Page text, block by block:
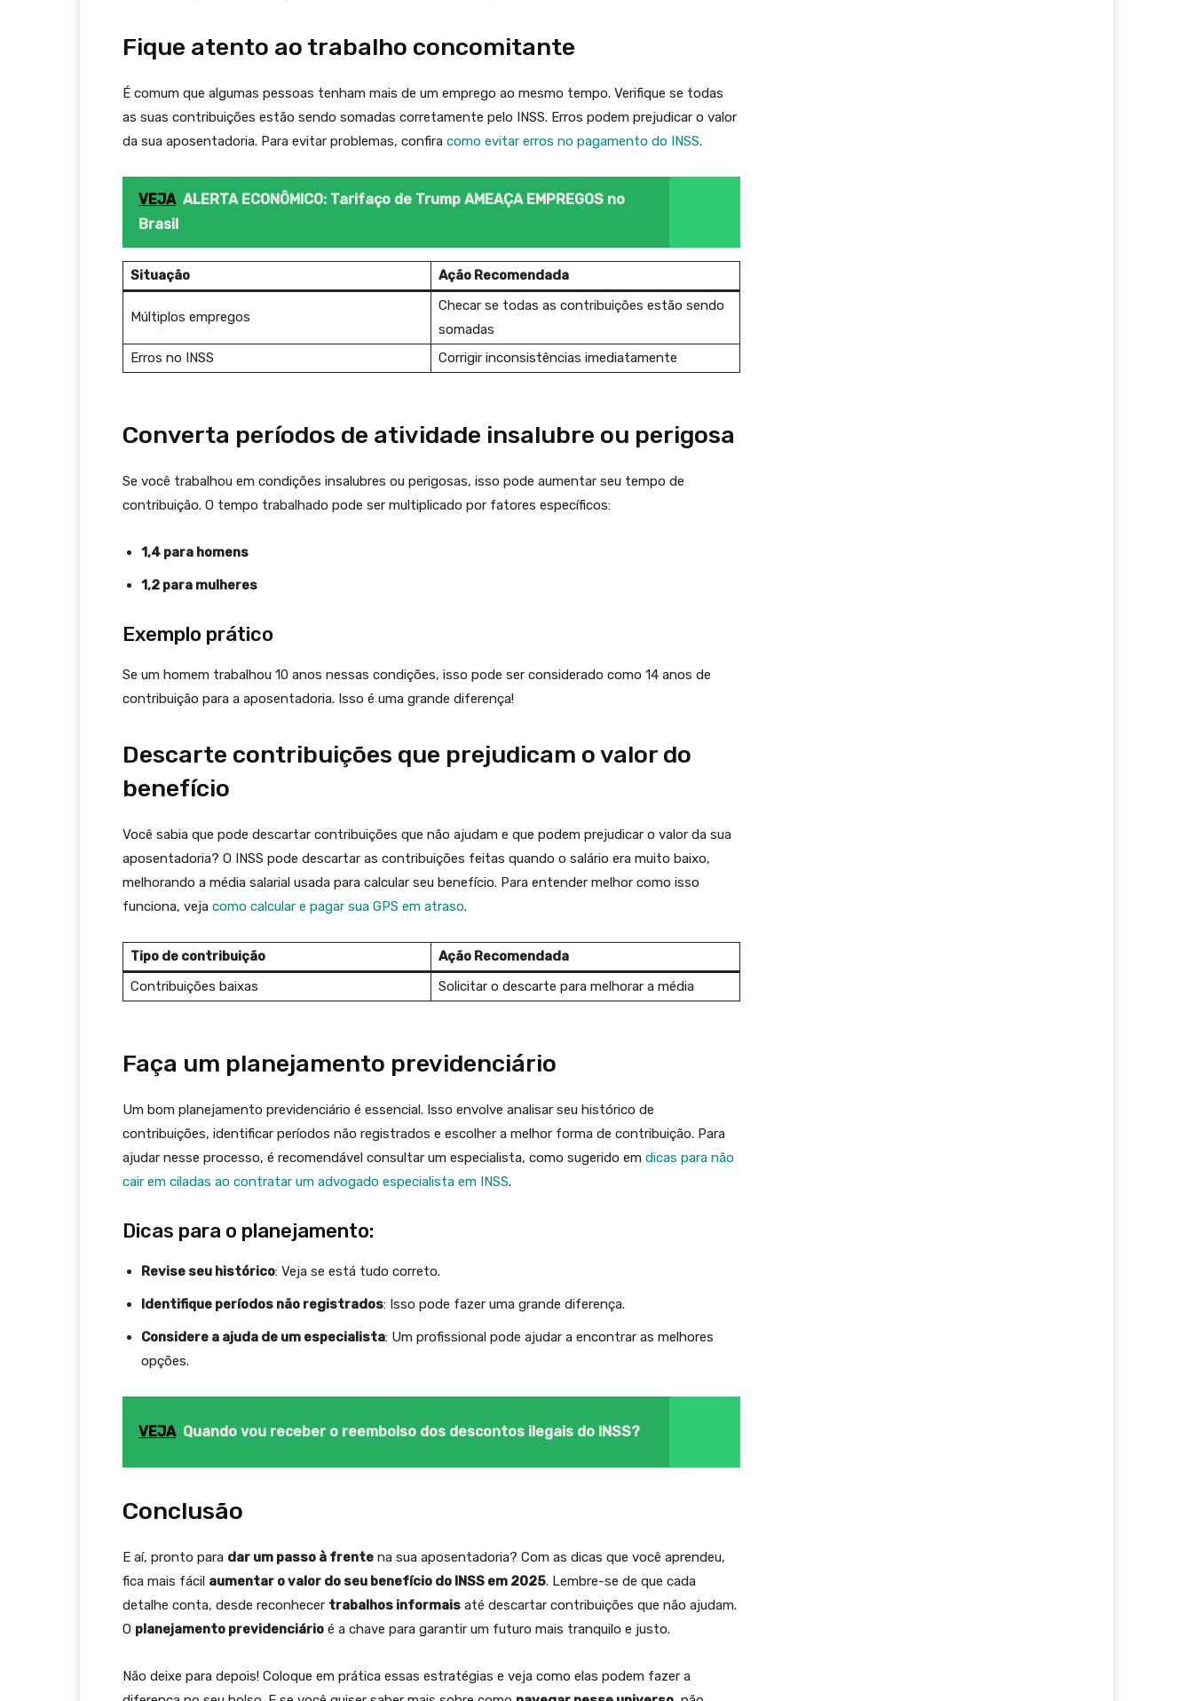
Fique atento ao trabalho concomitante
É comum que algumas pessoas tenham mais de um emprego ao mesmo tempo. Verifique se todas
as suas contribuições estão sendo somadas corretamente pelo INSS. Erros podem prejudicar o valor
da sua aposentadoria. Para evitar problemas, confira como evitar erros no pagamento do INSS.
VEJA ALERTA ECONÔMICO: Tarifaço de Trump AMEAÇA EMPREGOS no
Brasil
Situação Ação Recomendada
Múltiplos empregos
Checar se todas as contribuições estão sendo
somadas
Erros no INSS
Corrigir inconsistências imediatamente
Converta períodos de atividade insalubre ou perigosa
Se você trabalhou em condições insalubres ou perigosas, isso pode aumentar seu tempo de
contribuição. O tempo trabalhado pode ser multiplicado por fatores específicos:
1,4 para homens
1,2 para mulheres
Exemplo prático
Se um homem trabalhou 10 anos nessas condições, isso pode ser considerado como 14 anos de
contribuição para a aposentadoria. Isso é uma grande diferença!
Descarte contribuições que prejudicam o valor do
benefício
Você sabia que pode descartar contribuições que não ajudam e que podem prejudicar o valor da sua
aposentadoria? O INSS pode descartar as contribuições feitas quando o salário era muito baixo,
melhorando a média salarial usada para calcular seu benefício. Para entender melhor como isso
funciona, veja como calcular e pagar sua GPS em atraso.
Tipo de contribuição
Ação Recomendada
Contribuições baixas
Solicitar o descarte para melhorar a média
Faça um planejamento previdenciário
Um bom planejamento previdenciário é essencial. Isso envolve analisar seu histórico de
contribuições, identificar períodos não registrados e escolher a melhor forma de contribuição. Para
ajudar nesse processo, é recomendável consultar um especialista, como sugerido em dicas para não
cair em ciladas ao contratar um advogado especialista em INSS.
Dicas para o planejamento:
Revise seu histórico: Veja se está tudo correto.
Identifique períodos não registrados: Isso pode fazer uma grande diferença.
Considere a ajuda de um especialista: Um profissional pode ajudar a encontrar as melhores
opções.
VEJA Quando vou receber o reembolso dos descontos ilegais do INSS?
Conclusão
E aí, pronto para dar um passo à frente na sua aposentadoria? Com as dicas que você aprendeu,
fica mais fácil aumentar o valor do seu benefício do INSS em 2025. Lembre-se de que cada
detalhe conta, desde reconhecer trabalhos informais até descartar contribuições que não ajudam.
O planejamento previdenciário é a chave para garantir um futuro mais tranquilo e justo.
Não deixe para depois! Coloque em prática essas estratégias e veja como elas podem fazer a